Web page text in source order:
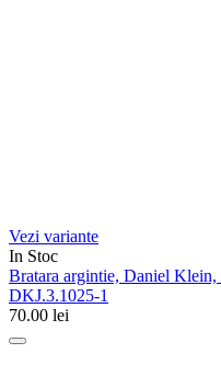
Vezi variante
In Stoc
Bratara argintie, Daniel
DKJ.3.1025-1
70.00 lei